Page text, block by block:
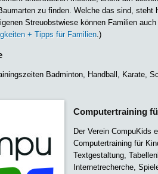
zu finden. Welche das sind, steht
Streuobstwiese können Familien
+ Tipps für Familien.)
Badminton, Handball, Karate,
Computertraining
Der Verein CompuKids
Computertraining für
Textgestaltung,
Internetrecherche,